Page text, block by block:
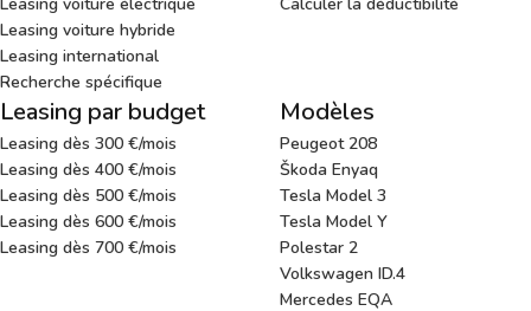
Leasing voiture hybride
Leasing international
Recherche spécifique
Leasing par budget
Leasing dès 300 €/mois
Leasing dès 400 €/mois
Leasing dès 500 €/mois
Leasing dès 600 €/mois
Leasing dès 700 €/mois
Modèles
Peugeot 208
Škoda Enyaq
Tesla Model 3
Tesla Model Y
Polestar 2
Volkswagen ID.4
Mercedes EQA